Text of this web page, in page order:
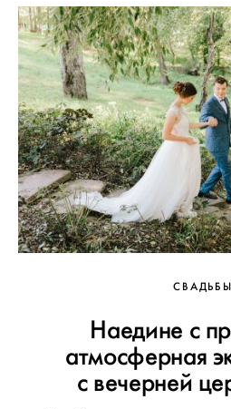
СВАДЬБЫ
Наедине с
атмосферная
с вечерней